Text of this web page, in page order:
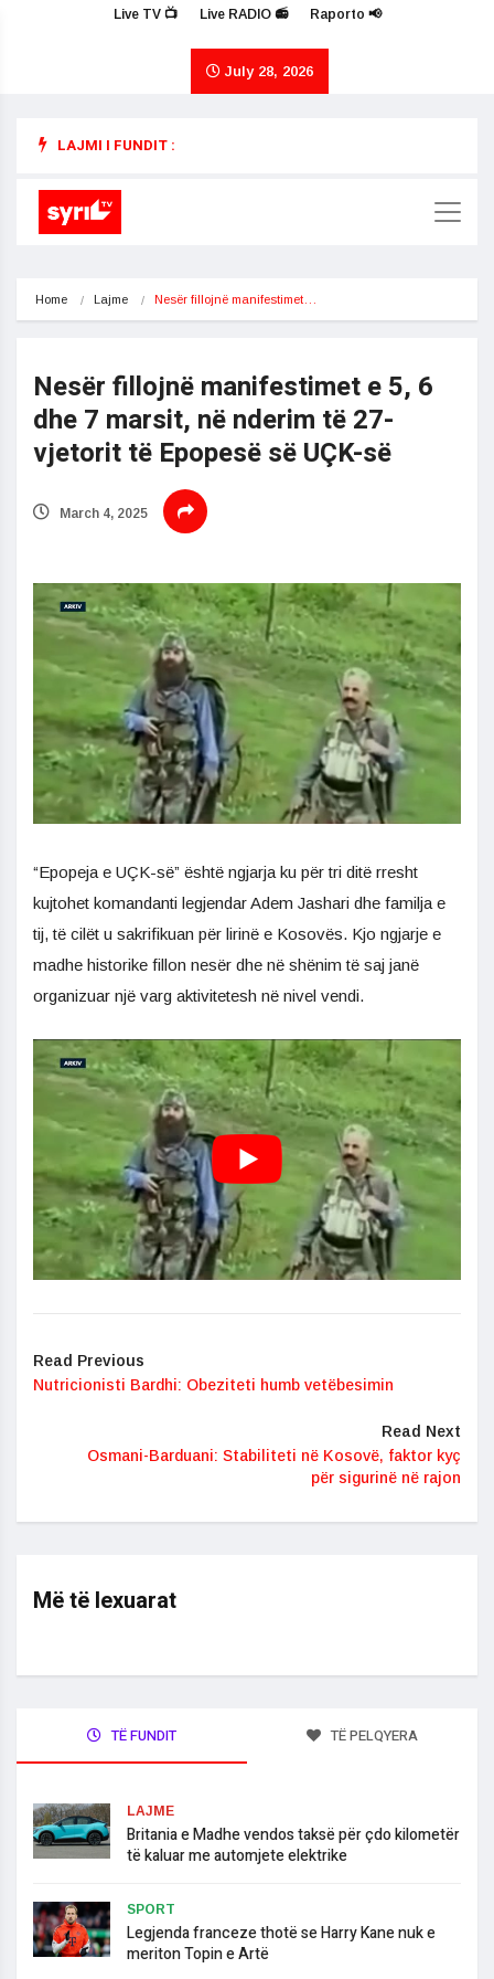
Live TV 📺 Live RADIO 📻 Raporto 📢
July 28, 2026
LAJMI I FUNDIT :
Home Lajme Nesër fillojnë manifestimet…
Nesër fillojnë manifestimet e 5, 6
dhe 7 marsit, në nderim të 27-
vjetorit të Epopesë së UÇK-së
March 4, 2025
“Epopeja e UÇK-së” është ngjarja ku për tri ditë rresht
kujtohet komandanti legjendar Adem Jashari dhe familja e
tij, të cilët u sakrifikuan për lirinë e Kosovës. Kjo ngjarje e
madhe historike fillon nesër dhe në shënim të saj janë
organizuar një varg aktivitetesh në nivel vendi.
Read Previous
Nutricionisti Bardhi: Obeziteti humb vetëbesimin
Read Next
Osmani-Barduani: Stabiliteti në Kosovë, faktor kyç
për sigurinë në rajon
Më të lexuarat
TË FUNDIT TË PELQYERA
LAJME
Britania e Madhe vendos taksë për çdo kilometër
të kaluar me automjete elektrike
SPORT
Legjenda franceze thotë se Harry Kane nuk e
meriton Topin e Artë